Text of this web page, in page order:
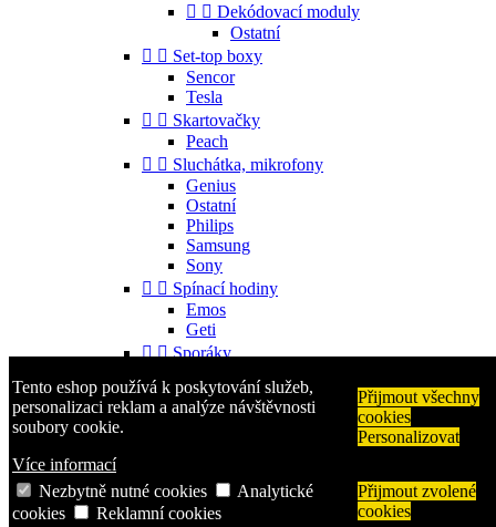
Tento eshop používá k poskytování služeb,
personalizaci reklam a analýze návštěvnosti
soubory cookie.
Více informací
Přijmout všechny
cookies
Personalizovat
Nezbytně nutné cookies
Analytické
cookies
Reklamní cookies
Přijmout zvolené
cookies
  Dekódovací moduly
Ostatní
  Set-top boxy
Sencor
Tesla
  Skartovačky
Peach
  Sluchátka, mikrofony
Genius
Ostatní
Philips
Samsung
Sony
  Spínací hodiny
Emos
Geti
  Sporáky
  Příslušenství
Gorenje
Aligator
Nokia
Samsung